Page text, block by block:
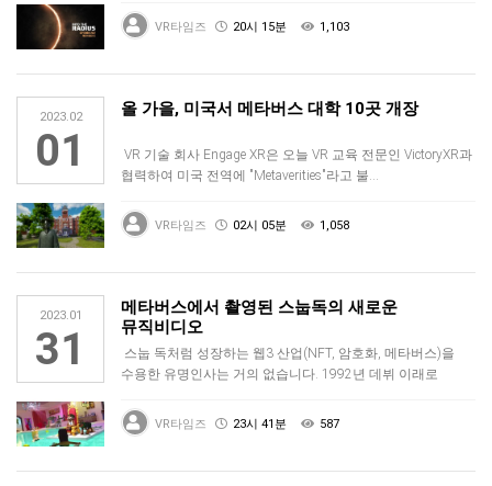
VR타임즈 20시 15분 1,103
2023.02
01
올 가을, 미국서 메타버스 대학 10곳 개장
VR 기술 회사 Engage XR은 오늘 VR 교육 전문인 VictoryXR과
협력하여 미국 전역에 "Metaverities"라고 불…
VR타임즈 02시 05분 1,058
2023.01
31
메타버스에서 촬영된 스눕독의 새로운
뮤직비디오
스눕 독처럼 성장하는 웹3 산업(NFT, 암호화, 메타버스)을
수용한 유명인사는 거의 없습니다. 1992년 데뷔 이래로
VR타임즈 23시 41분 587